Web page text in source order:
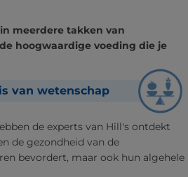
meerdere takken van
hoogwaardige voeding die je
van wetenschap
de experts van Hill's ontdekt
de gezondheid van de
bevordert, maar ook hun algehele